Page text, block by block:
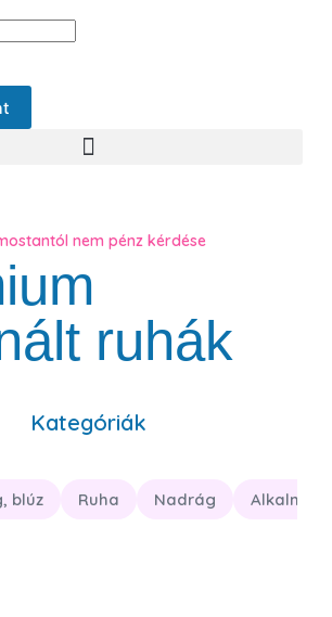
nem pénz kérdése
ruhák
Kategóriák
blúz Ruha Nadrág Alkalmi